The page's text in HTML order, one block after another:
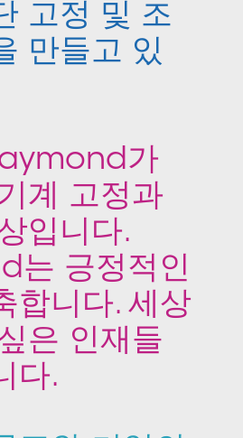
고정 및 조
만들고 있
가
계 고정과
입니다.
는 긍정적인
합니다. 세상
은 인재들
다.